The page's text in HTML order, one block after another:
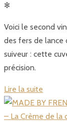
✻
Voici le second
des fers de lance
suiveur : cette
précision.
Lire la suite